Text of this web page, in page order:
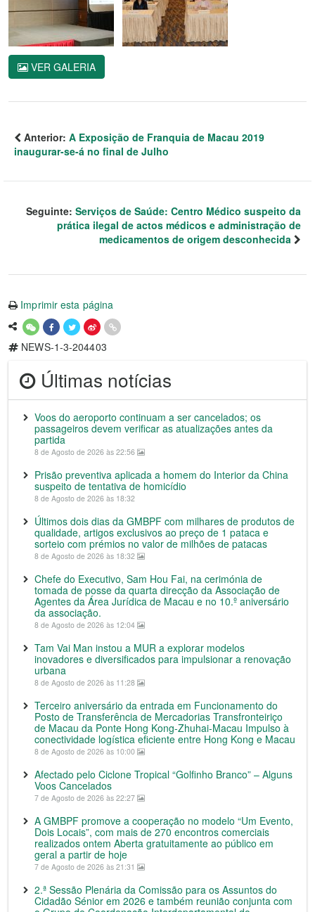
VER GALERIA
Anterior: A Exposição de Franquia de Macau 2019
inaugurar-se-á no final de Julho
Seguinte: Serviços de Saúde: Centro Médico suspeito da
prática ilegal de actos médicos e administração de
medicamentos de origem desconhecida
Imprimir esta página
NEWS-1-3-204403
Últimas notícias
Voos do aeroporto continuam a ser cancelados; os
passageiros devem verificar as atualizações antes da
partida
8 de Agosto de 2026 às 22:56
Prisão preventiva aplicada a homem do Interior da China
suspeito de tentativa de homicídio
8 de Agosto de 2026 às 18:32
Últimos dois dias da GMBPF com milhares de produtos de
qualidade, artigos exclusivos ao preço de 1 pataca e
sorteio com prémios no valor de milhões de patacas
8 de Agosto de 2026 às 18:32
Chefe do Executivo, Sam Hou Fai, na cerimónia de
tomada de posse da quarta direcção da Associação de
Agentes da Área Jurídica de Macau e no 10.º aniversário
da associação.
8 de Agosto de 2026 às 12:04
Tam Vai Man instou a MUR a explorar modelos
inovadores e diversificados para impulsionar a renovação
urbana
8 de Agosto de 2026 às 11:28
Terceiro aniversário da entrada em Funcionamento do
Posto de Transferência de Mercadorias Transfronteiriço
de Macau da Ponte Hong Kong-Zhuhai-Macau Impulso à
conectividade logística eficiente entre Hong Kong e Macau
8 de Agosto de 2026 às 10:00
Afectado pelo Ciclone Tropical “Golfinho Branco” – Alguns
Voos Cancelados
7 de Agosto de 2026 às 22:27
A GMBPF promove a cooperação no modelo “Um Evento,
Dois Locais”, com mais de 270 encontros comerciais
realizados ontem Aberta gratuitamente ao público em
geral a partir de hoje
7 de Agosto de 2026 às 21:31
2.ª Sessão Plenária da Comissão para os Assuntos do
Cidadão Sénior em 2026 e também reunião conjunta com